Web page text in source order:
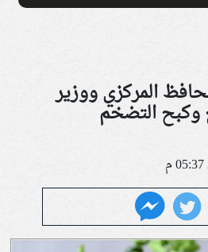
المركزي ووزير
وكبح التضخم